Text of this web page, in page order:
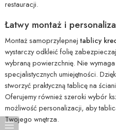
restauracji.
Łatwy montaż i
Montaż samoprzylepnej tablicy
wystarczy odkleić folię
wybraną powierzchnię. Nie
specjalistycznych umiejętności.
stworzyć praktyczną tablicę na
Oferujemy również szeroki wybór
możliwość personalizacji, aby
Twojego wnętrza.